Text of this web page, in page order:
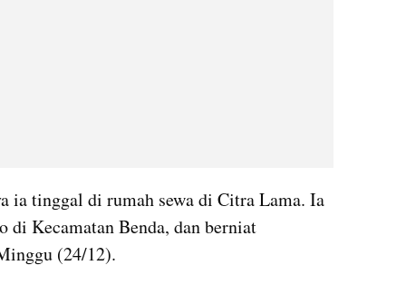
ia tinggal di rumah sewa di Citra Lama. Ia
di Kecamatan Benda, dan berniat
(24/12).